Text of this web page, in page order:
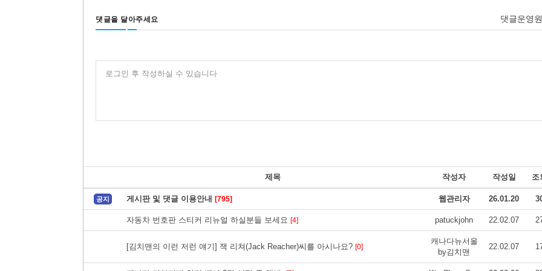
댓글을 달아주세요 댓글운영
로그인 후 작성하실 수 있습니다
제목 작성자 작성일 조
공지 게시판 및 댓글 이용안내 [795] 웹관리자 26.01.20
자동차 번호판 스티커 리뉴얼 하실분들 보세요 [4] patuckjohn 22.02.07
[김치맨의 이런 저런 얘기] 잭 리쳐(Jack Reacher)씨를 아시나요? [0]
캐나다뉴서울
by김치맨
22.02.07